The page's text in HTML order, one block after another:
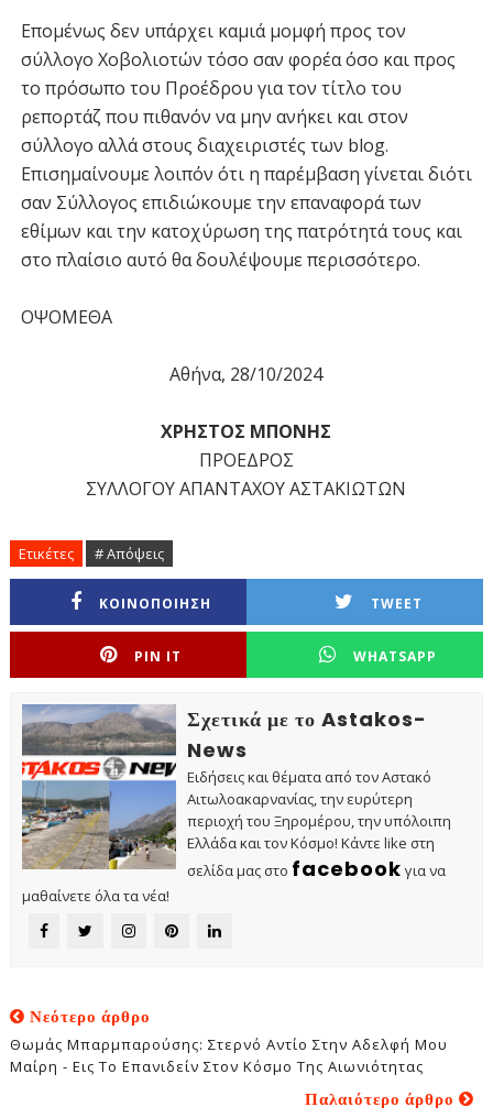
Επομένως δεν υπάρχει καμιά μομφή προς τον
σύλλογο Χοβολιοτών τόσο σαν φορέα όσο και προς
το πρόσωπο του Προέδρου για τον τίτλο του
ρεπορτάζ που πιθανόν να μην ανήκει και στον
σύλλογο αλλά στους διαχειριστές των blog.
Επισημαίνουμε λοιπόν ότι η παρέμβαση γίνεται διότι
σαν Σύλλογος επιδιώκουμε την επαναφορά των
εθίμων και την κατοχύρωση της πατρότητά τους και
στο πλαίσιο αυτό θα δουλέψουμε περισσότερο.
ΟΨΟΜΕΘΑ
Αθήνα, 28/10/2024
ΧΡΗΣΤΟΣ ΜΠΟΝΗΣ
ΠΡΟΕΔΡΟΣ
ΣΥΛΛΟΓΟΥ ΑΠΑΝΤΑΧΟΥ ΑΣΤΑΚΙΩΤΩΝ
Ετικέτες # Απόψεις
ΚΟΙΝΟΠΟΙΗΣΗ TWEET
PIN IT WHATSAPP
Σχετικά με το Astakos-
News
Ειδήσεις και θέματα από τον Αστακό
Αιτωλοακαρνανίας, την ευρύτερη
περιοχή του Ξηρομέρου, την υπόλοιπη
Ελλάδα και τον Κόσμο! Κάντε like στη
σελίδα μας στο facebook για να
μαθαίνετε όλα τα νέα!
Νεότερο άρθρο
Θωμάς Μπαρμπαρούσης: Στερνό Αντίο Στην Αδελφή Μου
Μαίρη - Εις Το Επανιδείν Στον Κόσμο Της Αιωνιότητας
Παλαιότερο άρθρο